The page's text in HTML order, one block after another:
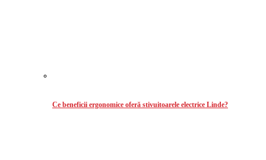
Ce beneficii ergonomice oferă stivuitoarele electrice Linde?